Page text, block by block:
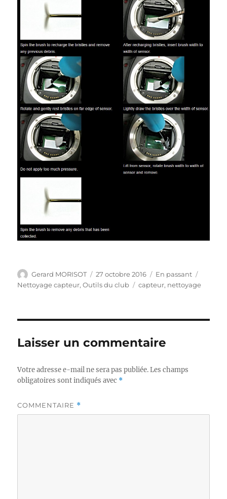
Auteur
Gerard MORISOT
Publié
le
27 octobre 2016 Format
En passant
Nettoyage capteur,Outils du club Étiquettes
capteur, nettoyage
Laisser un commentaire
Votre adresse e-mail ne sera pas publiée. Les champs
obligatoires sont indiqués avec *
COMMENTAIRE *